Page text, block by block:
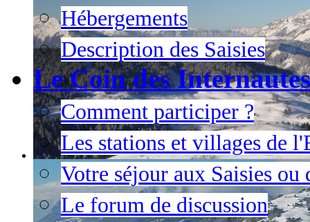
Hébergements
Description des Saisies
Le Coin des Internautes
Comment participer ?
Les stations et villages de
Votre séjour aux Saisies ou
Le forum de discussion